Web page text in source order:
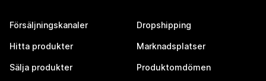
Försäljningskanaler
Hitta produkter
Sälja produkter
Dropshipping
Marknadsplatser
Produktomdömen